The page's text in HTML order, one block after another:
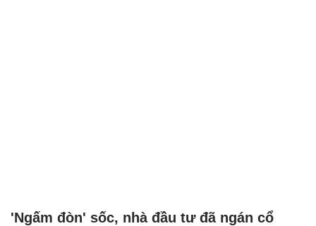
'Ngấm đòn' sốc, nhà đầu tư đã ngán cổ